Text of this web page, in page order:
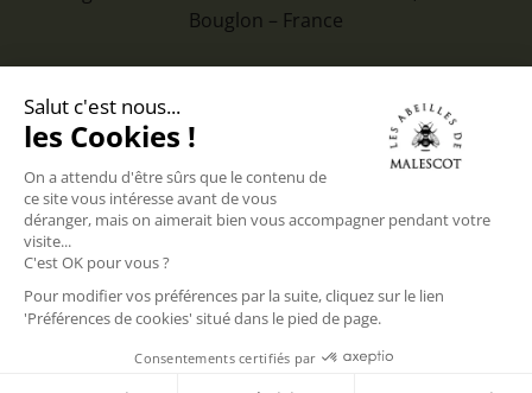
Bouglon – France
CGV Mentions légales Politique de confidentialité
Les abeilles de Malescot – Creation site web EEnov
agence web Bordeaux|Hebergement site web EEnov agence
web Bordeaux
Change Free Products
Relative Tout